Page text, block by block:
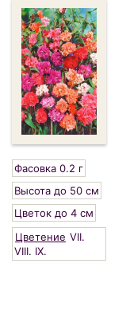
Фасовка 0.2 г
Высота до 50 см
Цветок до 4 см
Цветение VII.
VIII. IX.